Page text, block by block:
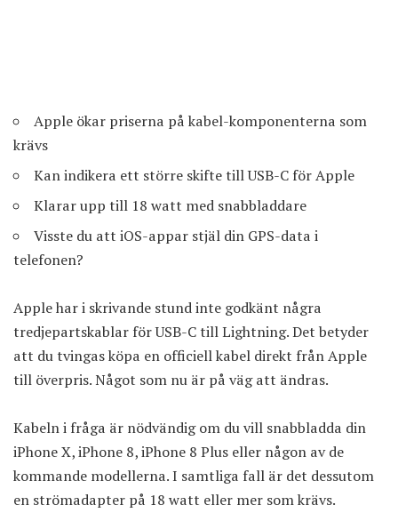
Apple ökar priserna på kabel-komponenterna som
krävs
Kan indikera ett större skifte till USB-C för Apple
Klarar upp till 18 watt med snabbladdare
Visste du att iOS-appar stjäl din GPS-data i
telefonen?
Apple har i skrivande stund inte godkänt några
tredjepartskablar för USB-C till Lightning. Det betyder
att du tvingas köpa en officiell kabel direkt från Apple
till överpris. Något som nu är på väg att ändras.
Kabeln i fråga är nödvändig om du vill snabbladda din
iPhone X, iPhone 8, iPhone 8 Plus eller någon av de
kommande modellerna. I samtliga fall är det dessutom
en strömadapter på 18 watt eller mer som krävs.